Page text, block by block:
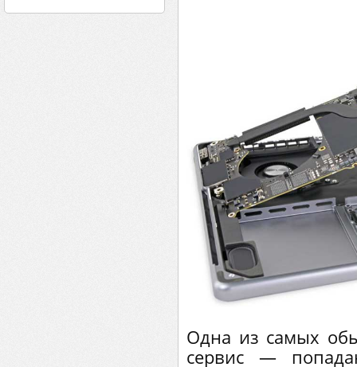
Одна из самых
сервис —